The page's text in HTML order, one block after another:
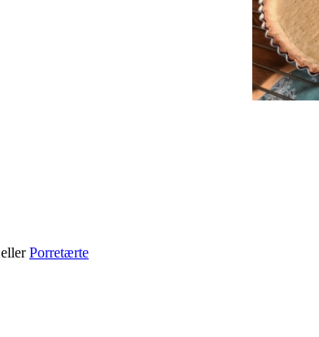
ellerPorretærte